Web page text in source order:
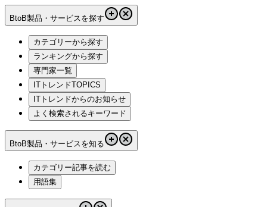
BtoB製品・サービスを探す
カテゴリーから探す
ランキングから探す
専門家一覧
ITトレンドTOPICS
ITトレンドからのお知らせ
よく検索されるキーワード
BtoB製品・サービスを知る
カテゴリー記事を読む
用語集